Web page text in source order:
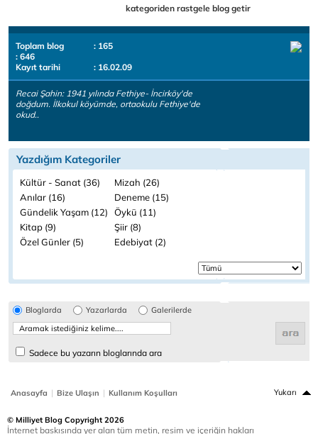
kategoriden rastgele blog getir
Toplam blog
: 165
: 646
Kayıt tarihi
: 16.02.09
Recai Şahin: 1941 yılında Fethiye- İncirköy'de
doğdum. İlkokul köyümde, ortaokulu Fethiye'de
okud..
Yazdığım Kategoriler
Kültür - Sanat (36)
Mizah (26)
Anılar (16)
Deneme (15)
Gündelik Yaşam (12)
Öykü (11)
Kitap (9)
Şiir (8)
Özel Günler (5)
Edebiyat (2)
Bloglarda Yazarlarda Galerilerde
Sadece bu yazarın bloglarında ara
Anasayfa | Bize Ulaşın | Kullanım Koşulları Yukarı
© Milliyet Blog Copyright 2026
İnternet baskısında yer alan tüm metin, resim ve içeriğin hakları